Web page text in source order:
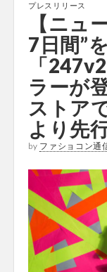
プレスリリース
【ニュ
7日間”
「
ラーが
ストア
より先
by ファショコン通